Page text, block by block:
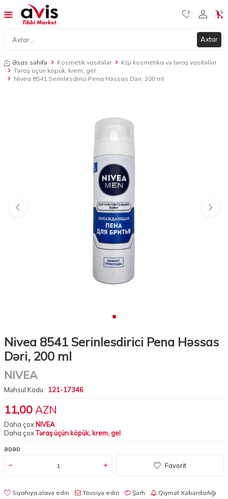
Axtar
0 0
Əsas səhifə Kosmetik vasitələr
Kişi kosmetika və təraş vasitələri
Təraş üçün köpük, krem, gel
Nivea 8541 Serinlesdirici Pena Həssas Dəri, 200 ml
Nivea 8541 Serinlesdirici Pena Həssas
Dəri, 200 ml
NIVEA
Məhsul Kodu : 121-17346
11,00 AZN
Daha çox NIVEA
Daha çoxTəraş üçün köpük, krem, gel
ƏDƏD
Favorit
Siyahıya əlavə edin Tövsiyə edin Şərh Qiymət Xəbərdarlığı